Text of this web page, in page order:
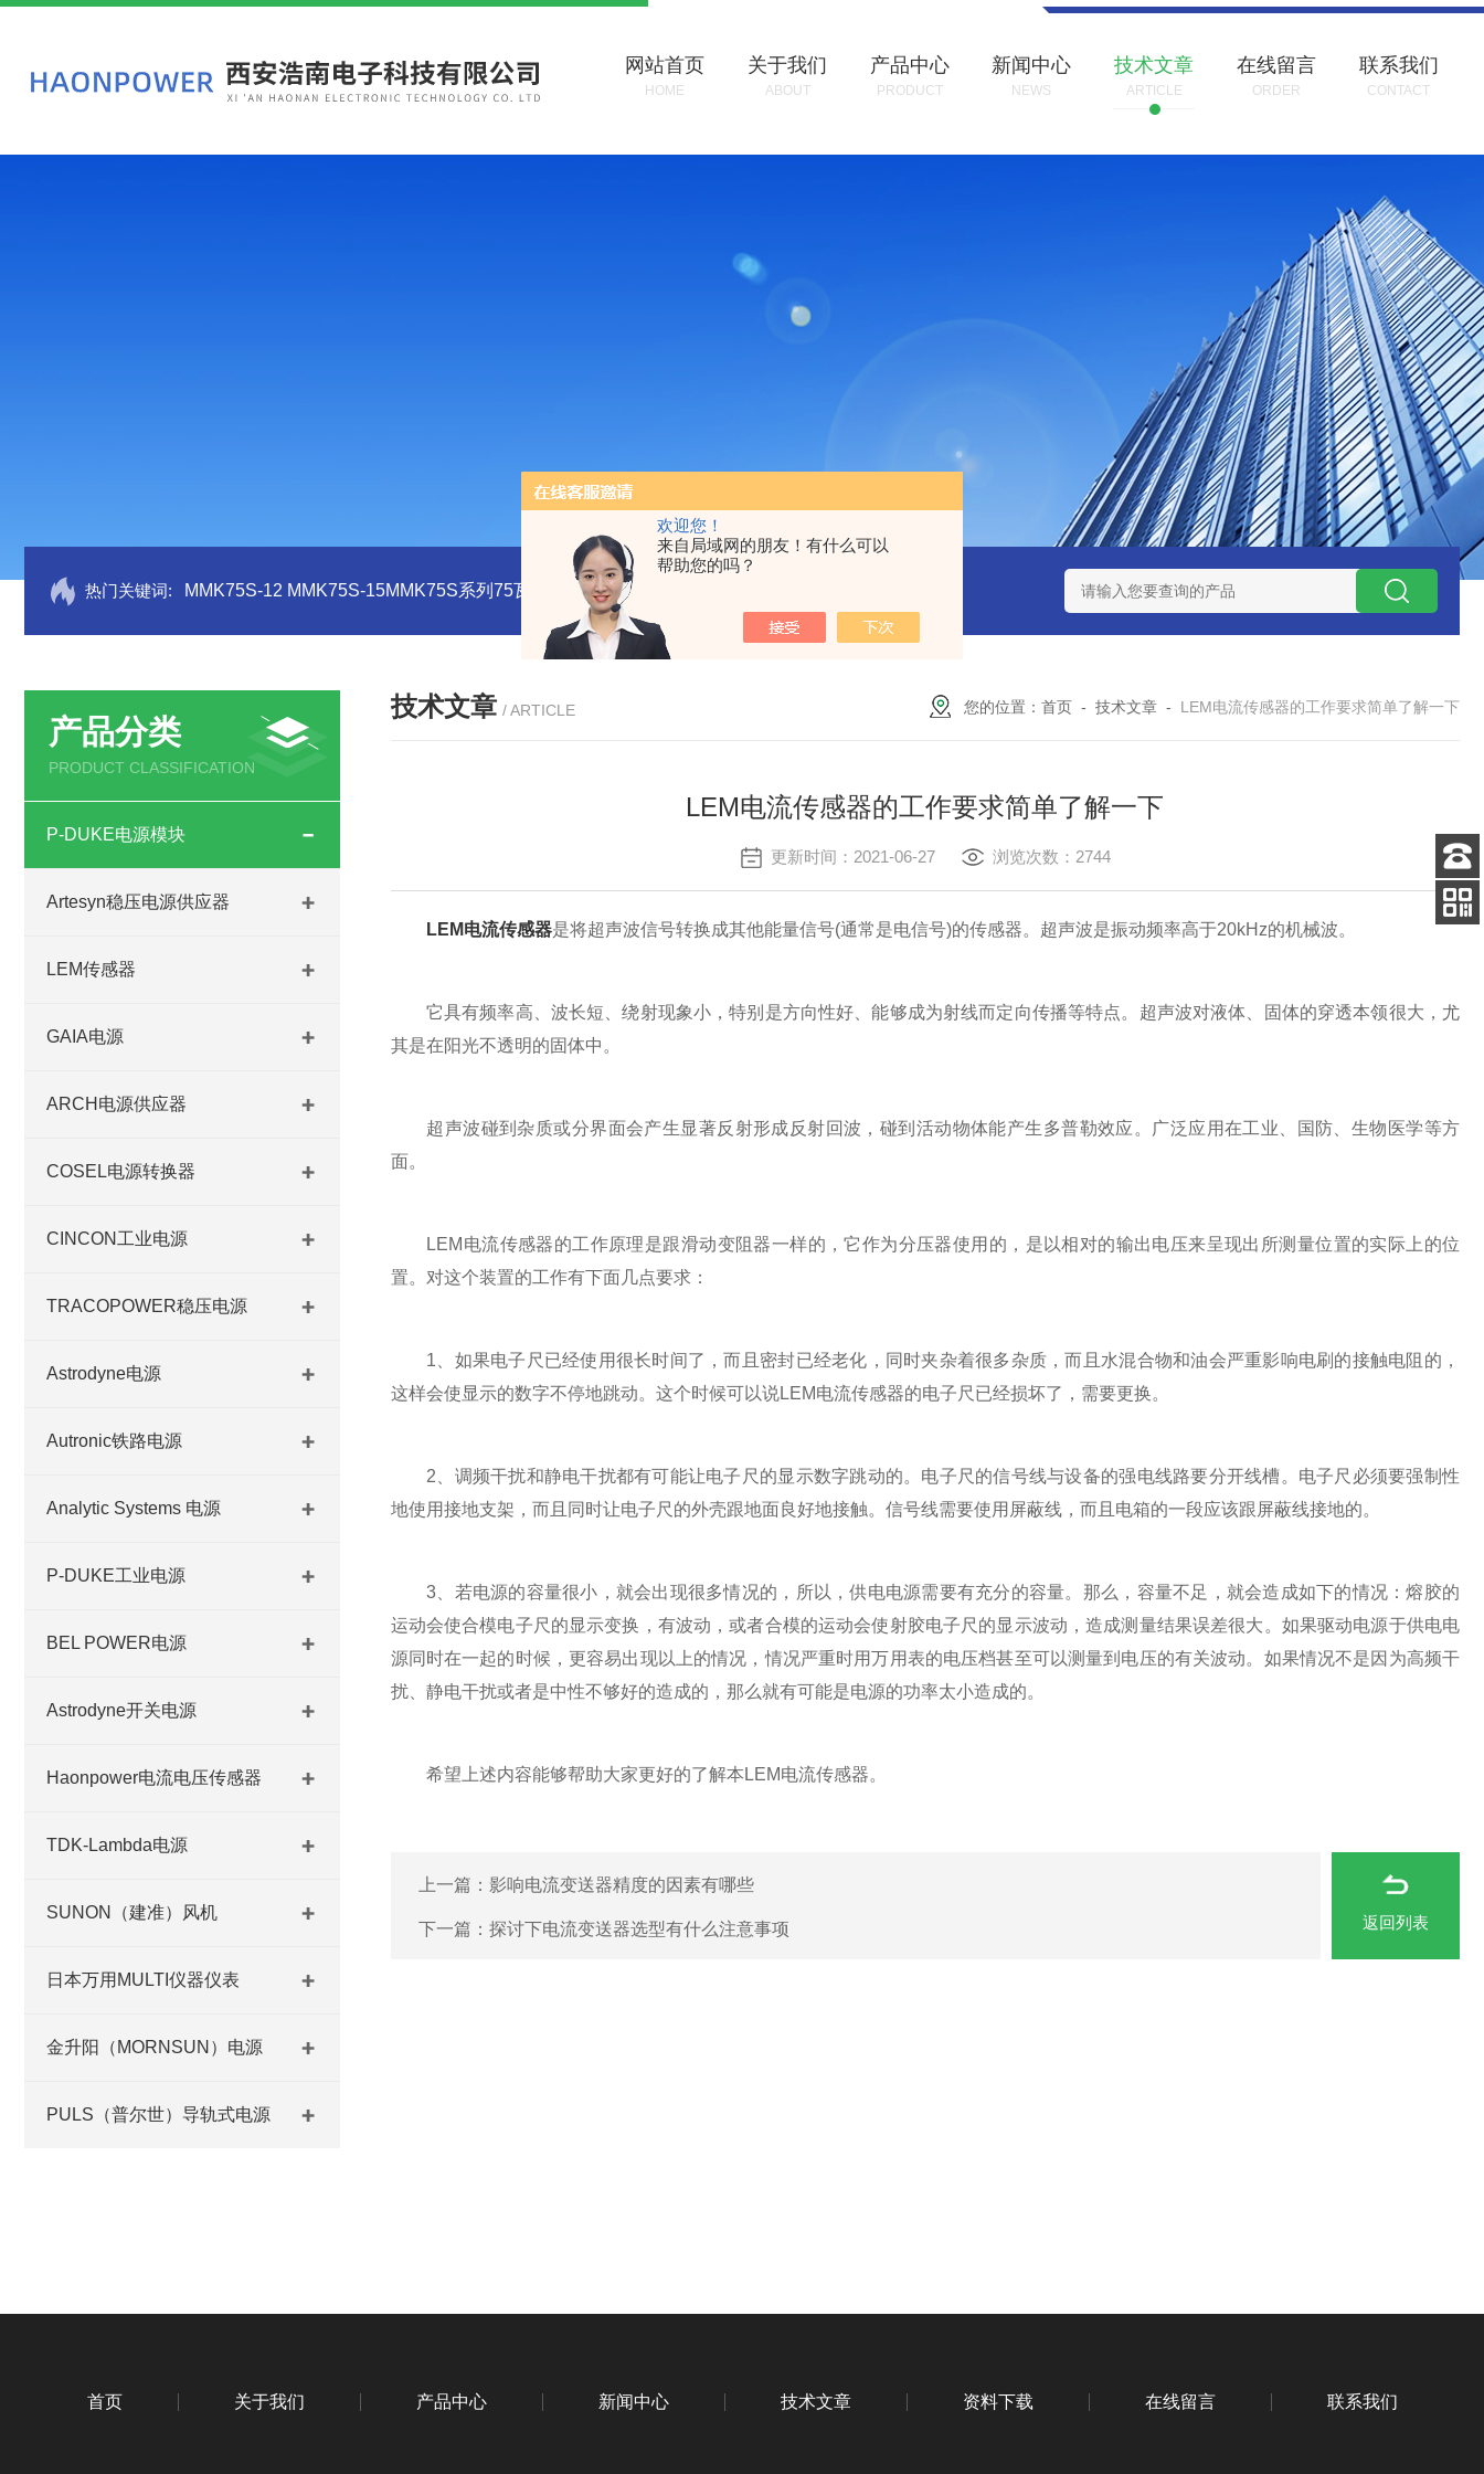
欢迎您！
来自局域网的朋友！有什么可以
帮助您的吗？
网站首页
HOME
关于我们
ABOUT
产品中心
PRODUCT
新闻中心
NEWS
技术文章
ARTICLE
在线留言
ORDER
联系我们
CONTACT
热门关键词: MMK75S-12 MMK75S-15MMK75S系列75瓦稳压电源MMK75S-24 MMK150S-15 MMK150S-5150W系列开关电源MMK150S-24 MMK150S-12 MMK320S-12
产品分类
PRODUCT CLASSIFICATION
P-DUKE电源模块
Artesyn稳压电源供应器
LEM传感器
GAIA电源
ARCH电源供应器
COSEL电源转换器
CINCON工业电源
TRACOPOWER稳压电源
Astrodyne电源
Autronic铁路电源
Analytic Systems 电源
P-DUKE工业电源
BEL POWER电源
Astrodyne开关电源
Haonpower电流电压传感器
TDK-Lambda电源
SUNON（建准）风机
日本万用MULTI仪器仪表
金升阳（MORNSUN）电源
PULS（普尔世）导轨式电源
技术文章 / ARTICLE 您的位置： 首页 - 技术文章 - LEM电流传感器的工作要求简单了解一下
LEM电流传感器的工作要求简单了解一下
更新时间：2021-06-27 浏览次数：2744
LEM电流传感器是将超声波信号转换成其他能量信号(通常是电信号)的传感器。超声波是振动频率高于20kHz的机械波。
它具有频率高、波长短、绕射现象小，特别是方向性好、能够成为射线而定向传播等特点。超声波对液体、固体的穿透本领很大，尤
其是在阳光不透明的固体中。
超声波碰到杂质或分界面会产生显著反射形成反射回波，碰到活动物体能产生多普勒效应。广泛应用在工业、国防、生物医学等方
面。
LEM电流传感器的工作原理是跟滑动变阻器一样的，它作为分压器使用的，是以相对的输出电压来呈现出所测量位置的实际上的位
置。对这个装置的工作有下面几点要求：
1、如果电子尺已经使用很长时间了，而且密封已经老化，同时夹杂着很多杂质，而且水混合物和油会严重影响电刷的接触电阻的，
这样会使显示的数字不停地跳动。这个时候可以说LEM电流传感器的电子尺已经损坏了，需要更换。
2、调频干扰和静电干扰都有可能让电子尺的显示数字跳动的。电子尺的信号线与设备的强电线路要分开线槽。电子尺必须要强制性
地使用接地支架，而且同时让电子尺的外壳跟地面良好地接触。信号线需要使用屏蔽线，而且电箱的一段应该跟屏蔽线接地的。
3、若电源的容量很小，就会出现很多情况的，所以，供电电源需要有充分的容量。那么，容量不足，就会造成如下的情况：熔胶的
运动会使合模电子尺的显示变换，有波动，或者合模的运动会使射胶电子尺的显示波动，造成测量结果误差很大。如果驱动电源于供电电
源同时在一起的时候，更容易出现以上的情况，情况严重时用万用表的电压档甚至可以测量到电压的有关波动。如果情况不是因为高频干
扰、静电干扰或者是中性不够好的造成的，那么就有可能是电源的功率太小造成的。
希望上述内容能够帮助大家更好的了解本LEM电流传感器。
上一篇： 影响电流变送器精度的因素有哪些
下一篇： 探讨下电流变送器选型有什么注意事项 返回列表
首页 关于我们 产品中心 新闻中心 技术文章 资料下载 在线留言 联系我们
客服
电话